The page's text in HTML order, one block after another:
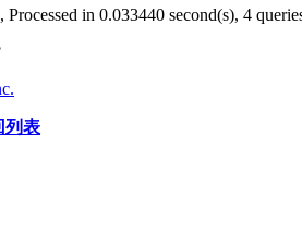
, Processed in 0.033440 second(s), 4
列表